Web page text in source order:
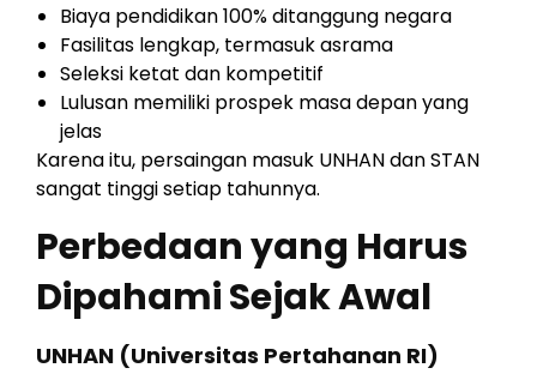
Biaya pendidikan 100% ditanggung negara
Fasilitas lengkap, termasuk asrama
Seleksi ketat dan kompetitif
Lulusan memiliki prospek masa depan yang
jelas
Karena itu, persaingan masuk UNHAN dan STAN
sangat tinggi setiap tahunnya.
Perbedaan yang Harus
Dipahami Sejak Awal
UNHAN (Universitas Pertahanan RI)